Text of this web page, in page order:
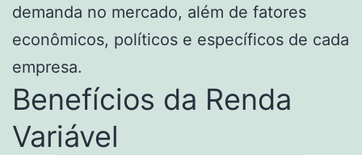
demanda no mercado, além de fatores
econômicos, políticos e específicos de cada
empresa.
Benefícios da Renda
Variável